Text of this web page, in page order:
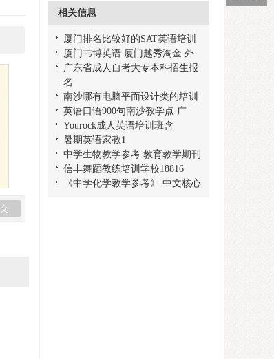
相关信息
厦门排名比较好的SAT英语培训
厦门韦博英语 厦门越秀淘金 外
广东省成人自考大专本科招生报
名
南沙哪有电脑平面设计类的培训
英语口语900句南沙教学点 广
Yourock成人英语培训班含
暑期英语家教1
中学生物教学参考 教育教学期刊
信丰舞蹈教练培训学校18816
《中学化学教学参考》 中文核心